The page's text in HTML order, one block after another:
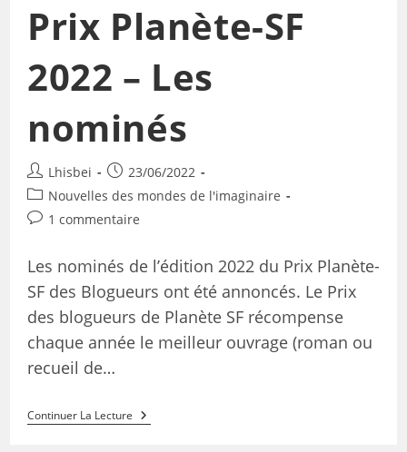
Prix Planète-SF
2022 – Les
nominés
Lhisbei
23/06/2022
Nouvelles des mondes de l'imaginaire
1 commentaire
Les nominés de l’édition 2022 du Prix Planète-
SF des Blogueurs ont été annoncés. Le Prix
des blogueurs de Planète SF récompense
chaque année le meilleur ouvrage (roman ou
recueil de…
Continuer La Lecture